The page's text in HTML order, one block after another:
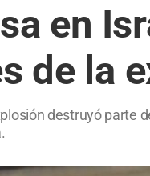
en
de la
destruyó parte